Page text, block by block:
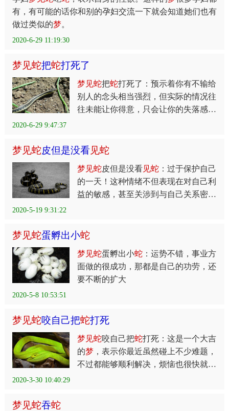
有，有可能的话你和别的孕妇交流一下就会知道她们也有
做过类似的梦。
2020-6-29 11:19:30
梦 见蛇把蛇打死了
梦见蛇把蛇打死了：预示着你有不输给
别人的念头相当强烈，但实际的情况往
往未能让你得意，只会让你的失落感更
2020-6-29 9:47:37
梦 见蛇皮但是没看见蛇
梦见蛇皮但是没看见蛇：过于保护自己
的一天！这种情绪不但表现在对自己利
益的敏感，甚至关涉到与自己关系密切
2020-5-19 9:31:22
梦 见蛇蛋孵出小蛇
梦见蛇蛋孵出小蛇：运势不错，事业方
面做的很成功，那都是自己的功劳，还
要不断的扩大
2020-5-8 10:53:51
梦 见蛇咬自己把蛇打死
梦见蛇咬自己把蛇打死：这是一个大吉
的梦，表示你最近虽然碰上不少难题，
不过都能够顺利解决，烦恼也很快就消
2020-3-30 10:40:29
梦 见蛇吞蛇